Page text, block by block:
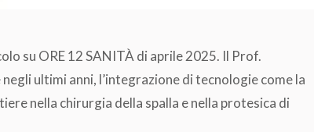
su ORE 12 SANITÀ di aprile 2025. Il Prof.
ultimi anni, l’integrazione di tecnologie come la
nella chirurgia della spalla e nella protesica di